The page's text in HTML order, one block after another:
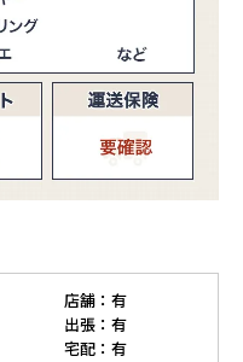
店舗：有
出張：有
宅配：有